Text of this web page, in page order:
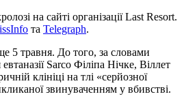
на сайті організації Last Resort.
та Telegraph.
5 травня. До того, за словами
Sarco Філіпа Нічке, Віллет
клініці на тлі «серйозної
звинуваченням у вбивстві.